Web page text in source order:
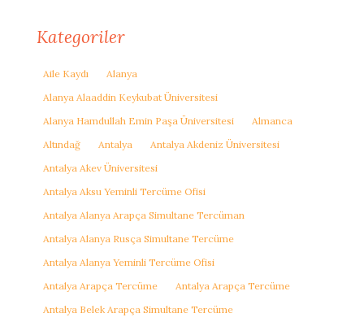
Kategoriler
Aile Kaydı
Alanya
Alanya Alaaddin Keykubat Üniversitesi
Alanya Hamdullah Emin Paşa Üniversitesi
Almanca
Altındağ
Antalya
Antalya Akdeniz Üniversitesi
Antalya Akev Üniversitesi
Antalya Aksu Yeminli Tercüme Ofisi
Antalya Alanya Arapça Simultane Tercüman
Antalya Alanya Rusça Simultane Tercüme
Antalya Alanya Yeminli Tercüme Ofisi
Antalya Arapça Tercüme
Antalya Arapça Tercüme
Antalya Belek Arapça Simultane Tercüme